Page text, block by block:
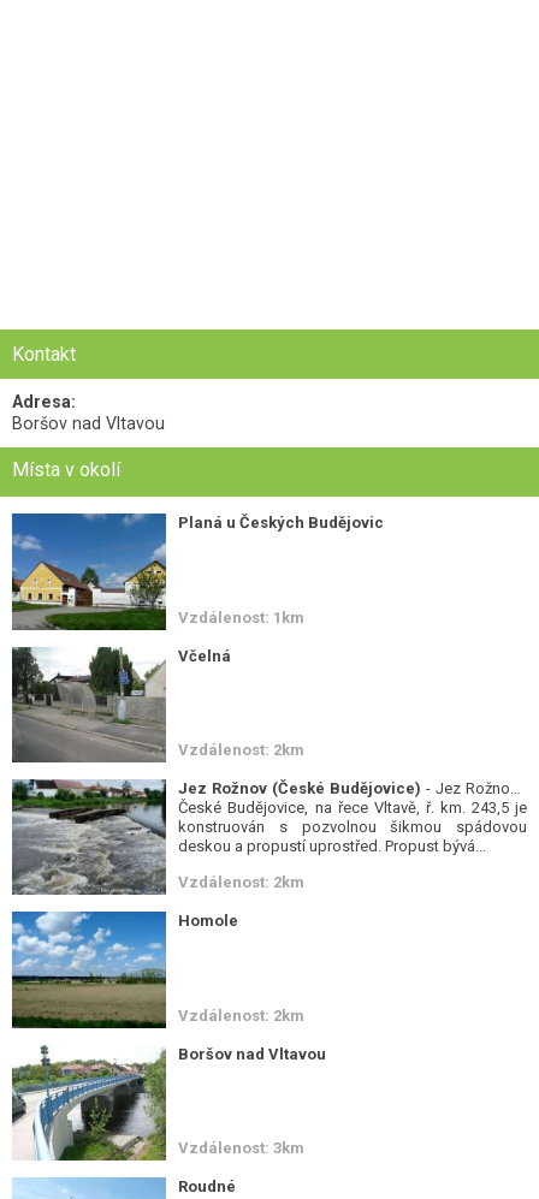
Kontakt
Adresa:
Boršov nad Vltavou
Místa v okolí
Planá u Českých Budějovic
Vzdálenost: 1km
Včelná
Vzdálenost: 2km
Jez Rožnov (České Budějovice) - Jez Rožnov -
České Budějovice, na řece Vltavě, ř. km. 243,5 je
konstruován s pozvolnou šikmou spádovou
deskou a propustí uprostřed. Propust bývá...
Vzdálenost: 2km
Homole
Vzdálenost: 2km
Boršov nad Vltavou
Vzdálenost: 3km
Roudné